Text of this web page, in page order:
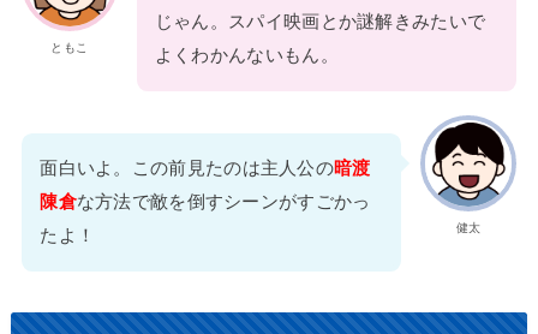
ともこ
じゃん。スパイ映画とか謎解きみたいで
よくわかんないもん。
健太
面白いよ。この前見たのは主人公の暗渡
陳倉な方法で敵を倒すシーンがすごかっ
たよ！